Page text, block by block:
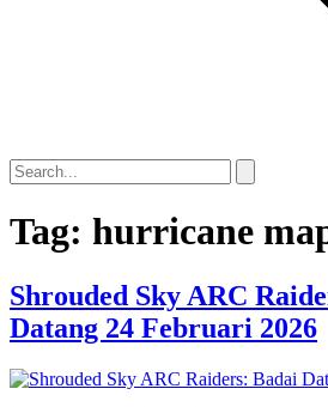
Tag: hurricane
Shrouded Sky ARC
Datang 24 Februari 2026